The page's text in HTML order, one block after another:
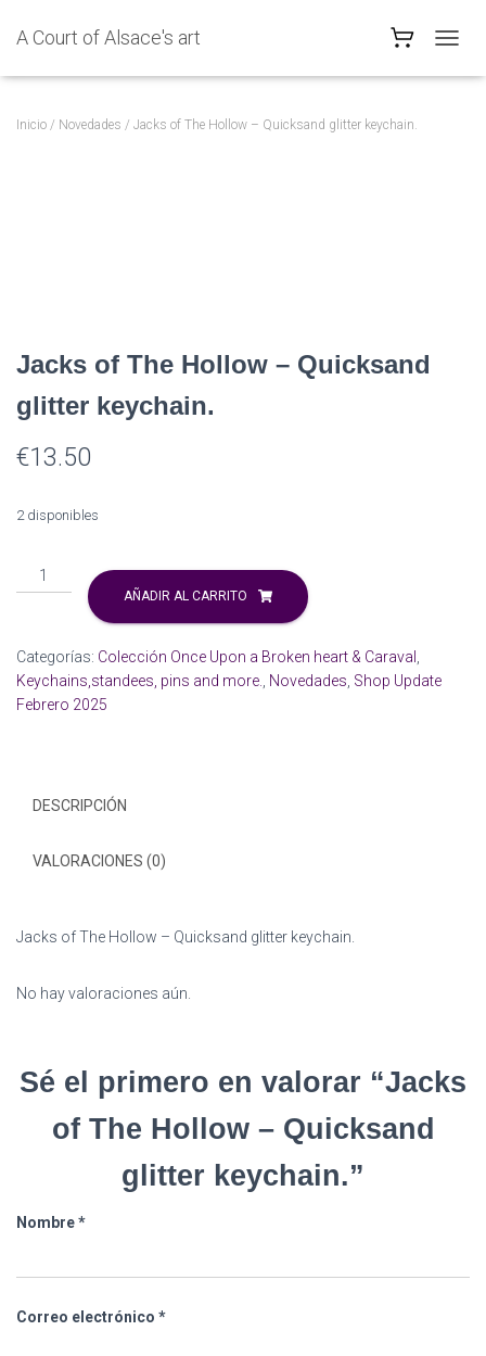
A Court of Alsace's art
A
Inicio / Novedades / Jacks of The Hollow – Quicksand glitter keychain.
Jacks of The Hollow – Quicksand
glitter keychain.
€13.50
2 disponibles
Jacks
of
-
Quicksand
glitter
AÑADIR AL CARRITO
Categorías: Colección Once Upon a Broken heart & Caraval
Keychains,standees, pins and more.
Novedades Shop Update
Febrero 2025
DESCRIPCIÓN
VALORACIONES (0)
Jacks of The Hollow – Quicksand glitter keychain.
No hay valoraciones aún.
Sé el primero en valorar “Jacks
of The Hollow – Quicksand
glitter keychain.”
Nombre*
Correo electrónico *